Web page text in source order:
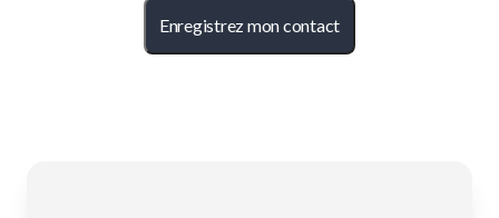
Enregistrez mon contact